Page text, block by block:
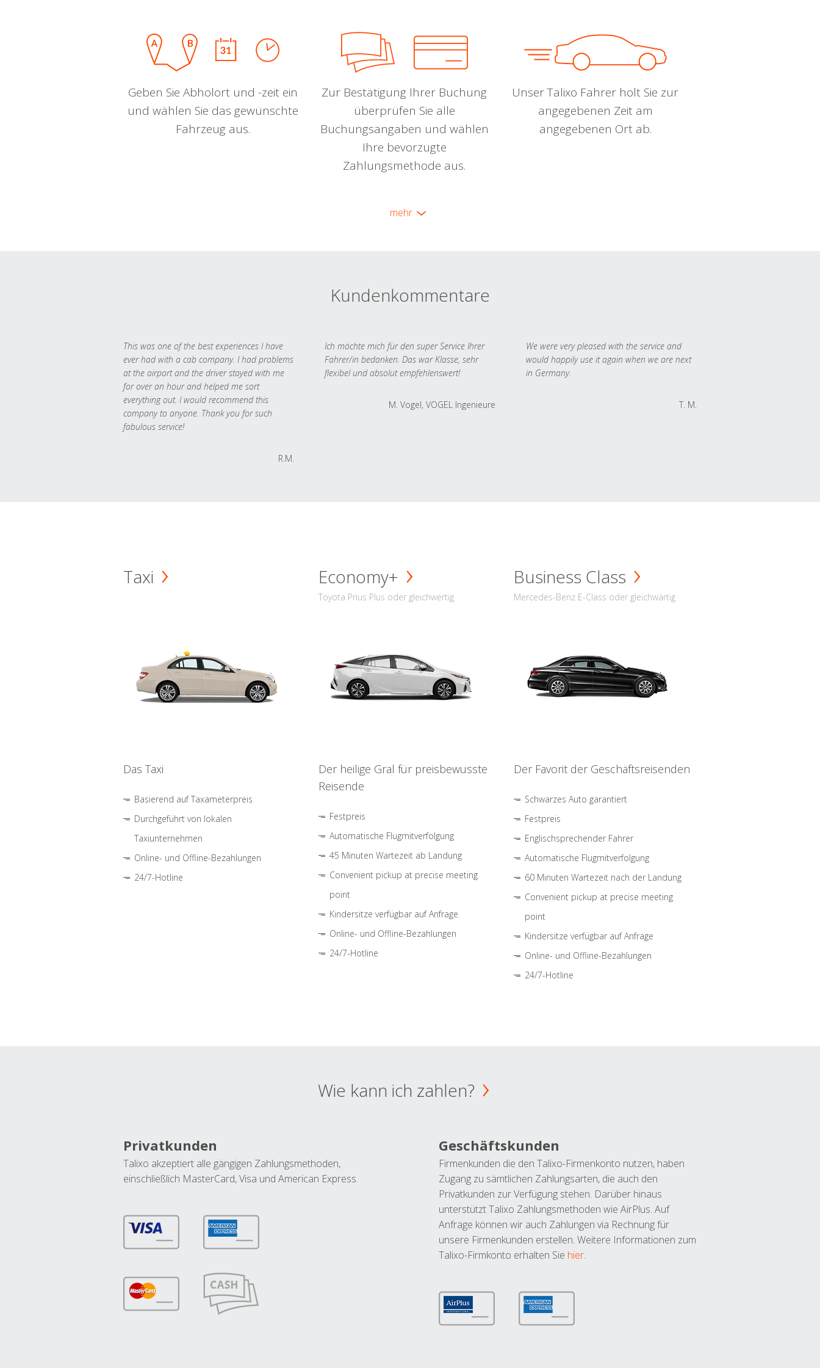
Geben Sie Abholort und -zeit ein
und wählen Sie das gewünschte
Fahrzeug aus.
Zur Bestätigung Ihrer Buchung
überprüfen Sie alle
Buchungsangaben und wählen
Ihre bevorzugte
Zahlungsmethode aus.
Unser Talixo Fahrer holt Sie zur
angegebenen Zeit am
angegebenen Ort ab.
mehr
Kundenkommentare
This was one of the best experiences I have
ever had with a cab company. I had problems
at the airport and the driver stayed with me
for over an hour and helped me sort
everything out. I would recommend this
company to anyone. Thank you for such
fabulous service!
R.M.
Ich möchte mich für den super Service Ihrer
Fahrer/in bedanken. Das war Klasse, sehr
flexibel und absolut empfehlenswert!
M. Vogel, VOGEL Ingenieure
We were very pleased with the service and
would happily use it again when we are next
in Germany.
T. M.
Taxi
Das Taxi
Basierend auf Taxameterpreis
Durchgeführt von lokalen
Taxiunternehmen
Online- und Offline-Bezahlungen
24/7-Hotline
Economy+
Toyota Prius Plus oder gleichwertig
Der heilige Gral für preisbewusste
Reisende
Festpreis
Automatische Flugmitverfolgung
45 Minuten Wartezeit ab Landung
Convenient pickup at precise meeting
point
Kindersitze verfügbar auf Anfrage
Online- und Offline-Bezahlungen
24/7-Hotline
Business Class
Mercedes-Benz E-Class oder gleichwärtig
Der Favorit der Geschäftsreisenden
Schwarzes Auto garantiert
Festpreis
Englischsprechender Fahrer
Automatische Flugmitverfolgung
60 Minuten Wartezeit nach der Landung
Convenient pickup at precise meeting
point
Kindersitze verfügbar auf Anfrage
Online- und Offline-Bezahlungen
24/7-Hotline
Wie kann ich zahlen?
Privatkunden
Talixo akzeptiert alle gängigen Zahlungsmethoden,
einschließlich MasterCard, Visa und American Express.
Geschäftskunden
Firmenkunden die den Talixo-Firmenkonto nutzen, haben
Zugang zu sämtlichen Zahlungsarten, die auch den
Privatkunden zur Verfügung stehen. Darüber hinaus
unterstützt Talixo Zahlungsmethoden wie AirPlus. Auf
Anfrage können wir auch Zahlungen via Rechnung für
unsere Firmenkunden erstellen. Weitere Informationen zum
Talixo-Firmkonto erhalten Sie hier.